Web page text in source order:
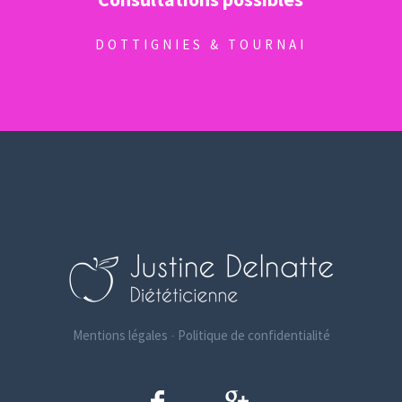
DOTTIGNIES & TOURNAI
Mentions légales - Politique de confidentialité